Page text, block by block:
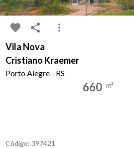
Vila Nova
Cristiano Kraemer
Porto Alegre - RS
660 m²
Código: 397421